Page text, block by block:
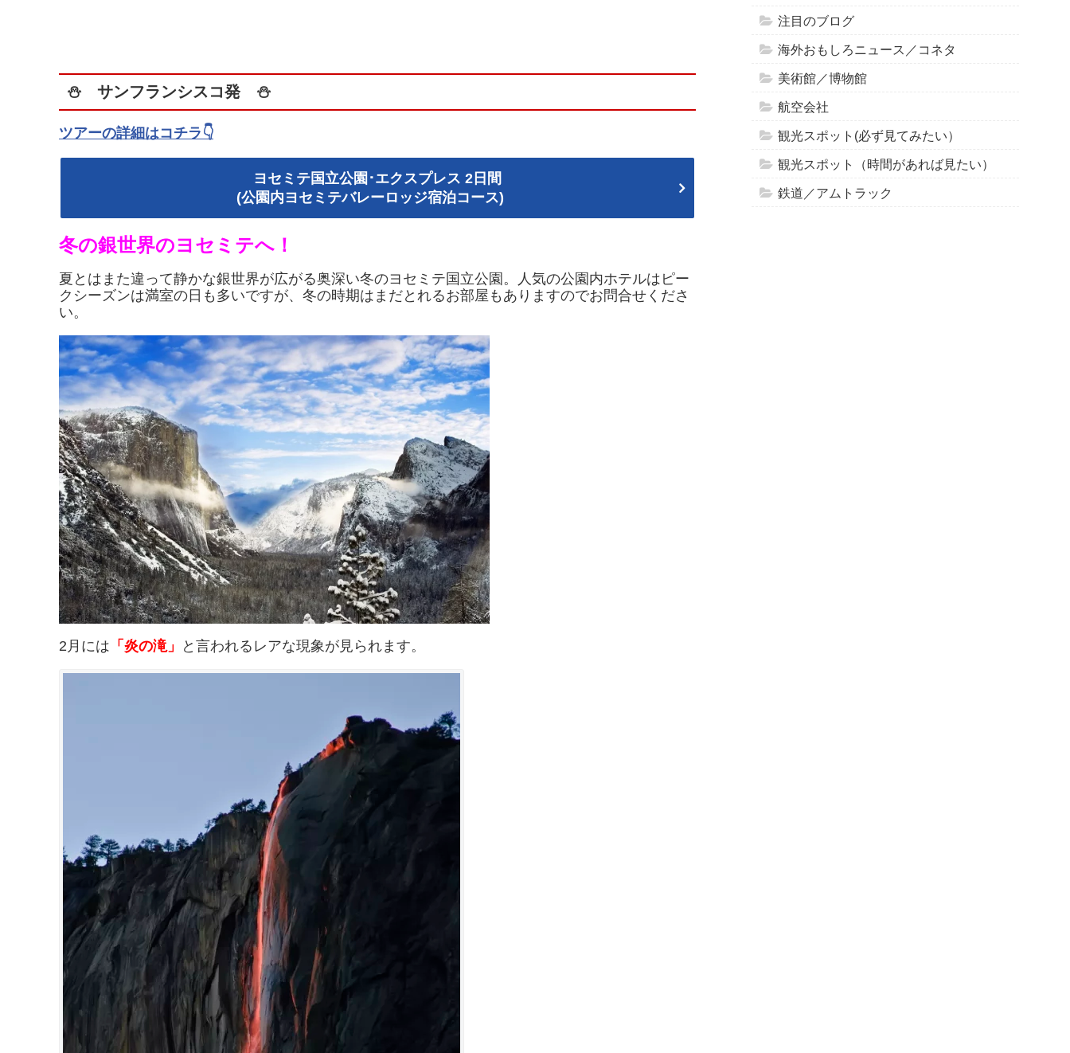
⛄ サンフランシスコ発 ⛄
ツアーの詳細はコチラ👇
ヨセミテ国立公園･エクスプレス 2日間
(公園内ヨセミテバレーロッジ宿泊コース)
冬の銀世界のヨセミテへ！
夏とはまた違って静かな銀世界が広がる奥深い冬のヨセミテ国立公園。人気の公園内ホテルはピー
クシーズンは満室の日も多いですが、冬の時期はまだとれるお部屋もありますのでお問合せくださ
い。
2月には 「炎の滝」 と言われるレアな現象が見られます。
注目のブログ
海外おもしろニュース／コネタ
美術館／博物館
航空会社
観光スポット(必ず見てみたい）
観光スポット（時間があれば見たい）
鉄道／アムトラック